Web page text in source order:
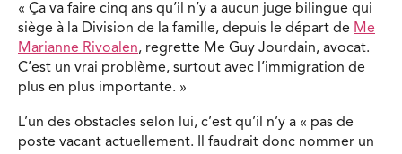
« Ça va faire cinq ans qu’il n’y a aucun juge bilingue qui
siège à la Division de la famille, depuis le départ de Me
Marianne Rivoalen, regrette Me Guy Jourdain, avocat.
C’est un vrai problème, surtout avec l’immigration de
plus en plus importante. »
L’un des obstacles selon lui, c’est qu’il n’y a « pas de
poste vacant actuellement. Il faudrait donc nommer un